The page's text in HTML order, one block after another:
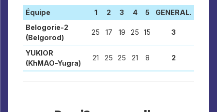
Équipe 1 2 3 4 5
GENERAL.
Belogorie-2
(Belgorod)
25 17 19 25 15 3
YUKIOR
(KhMAO-Yugra)
21 25 25 21 8 2